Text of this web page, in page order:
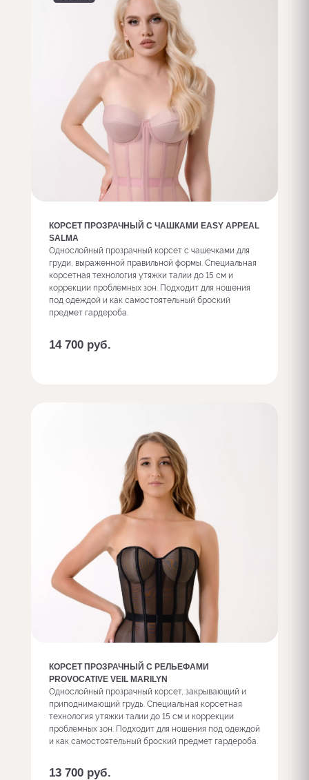
КОРСЕТ ПРОЗРАЧНЫЙ С ЧАШКАМИ EASY APPEAL
SALMA
Однослойный прозрачный корсет с чашечками для
груди, выраженной правильной формы. Специальная
корсетная технология утяжки талии до 15 см и
коррекции проблемных зон. Подходит для ношения
под одеждой и как самостоятельный броский
предмет гардероба.
14 700 руб.
КОРСЕТ ПРОЗРАЧНЫЙ С РЕЛЬЕФАМИ
PROVOCATIVE VEIL MARILYN
Однослойный прозрачный корсет, закрывающий и
приподнимающий грудь. Специальная корсетная
технология утяжки талии до 15 см и коррекции
проблемных зон. Подходит для ношения под одеждой
и как самостоятельный броский предмет гардероба.
13 700 руб.